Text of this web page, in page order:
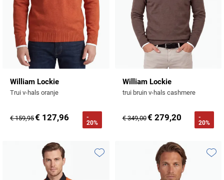
Vanguard
William Lockie
Alle Merken
William Lockie
Trui v-hals oranje
€ 159,95€ 127,96
-
20%
William Lockie
trui bruin v-hals cashmere
€ 349,00€ 279,20
-
20%
Toevoegen aan favorieten